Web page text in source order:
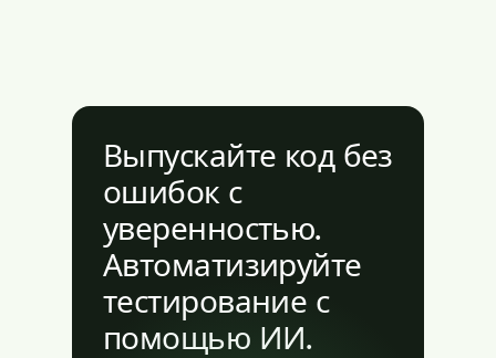
Выпускайте код без
ошибок с
уверенностью.
Автоматизируйте
тестирование с
помощью ИИ.